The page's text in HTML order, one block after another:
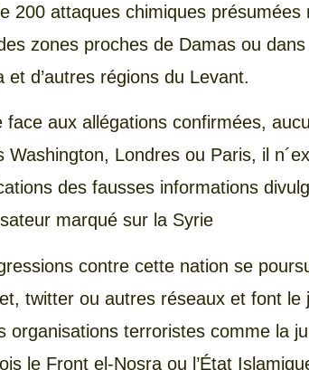
200 attaques chimiques
zones proches de Damas ou
et d’autres régions du Levant.
face aux allégations confirmées,
Washington, Londres ou Paris, il
des fausses informations
marqué sur la Syrie
contre cette nation se
twitter ou autres réseaux et font
organisations terroristes comme la
le Front el-Nosra ou l’État